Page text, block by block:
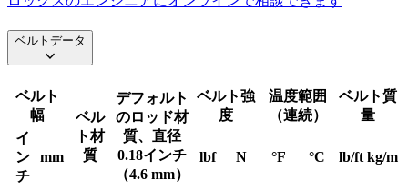
ベルトデータ
ベルト
幅
ベル
ト材
質
デフォルト
のロッド材
質、直径
0.18インチ
（4.6 mm）
ベルト強
度
温度範囲
（連続）
ベルト質
量
イ
ン
チ
mm lbf N °F °C lb/ft kg/m